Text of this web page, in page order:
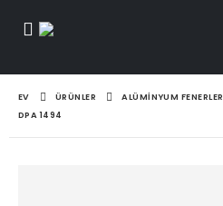
EV ÜRÜNLER
ALÜMINYUM
DPA 1494